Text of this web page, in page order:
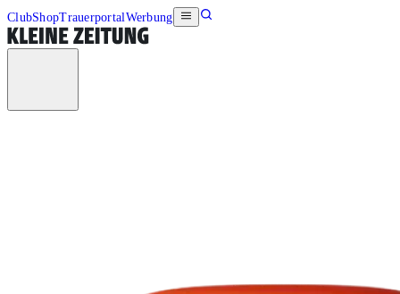
ClubShopTrauerportalWerbung